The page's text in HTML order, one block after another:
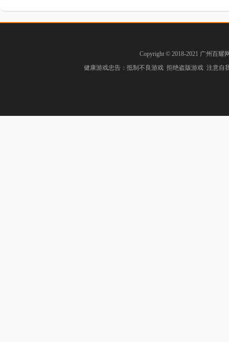
Copyright © 2018-2021 广州百耀
健康游戏忠告：抵制不良游戏 拒绝盗版游戏 注意